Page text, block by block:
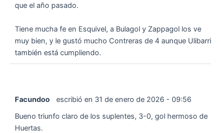
que el año pasado.
Tiene mucha fe en Esquivel, a Bulagol y Zappagol los ve
muy bien, y le gustó mucho Contreras de 4 aunque Ulibarri
también está cumpliendo.
Facundoo escribió en 31 de enero de 2026 - 09:56
Bueno triunfo claro de los suplentes, 3-0, gol hermoso de
Huertas.